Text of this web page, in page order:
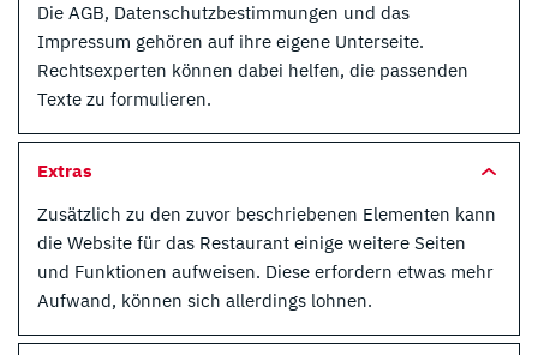
Die AGB, Datenschutzbestimmungen und das
Impressum gehören auf ihre eigene Unterseite.
Rechtsexperten können dabei helfen, die passenden
Texte zu formulieren.
Extras
Zusätzlich zu den zuvor beschriebenen Elementen kann
die Website für das Restaurant einige weitere Seiten
und Funktionen aufweisen. Diese erfordern etwas mehr
Aufwand, können sich allerdings lohnen.